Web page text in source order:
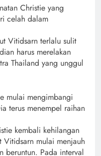
Christie yang
celah dalam
Vitidsarn terlalu sulit
harus merelakan
Thailand yang unggul
mulai mengimbangi
terus menempel raihan
kembali kehilangan
Vitidsarn mulai menjauh
beruntun. Pada interval